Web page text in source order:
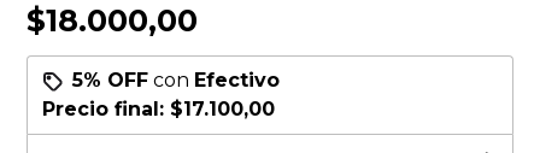
$18.000,00
5% OFF con Efectivo
Precio final: $17.100,00